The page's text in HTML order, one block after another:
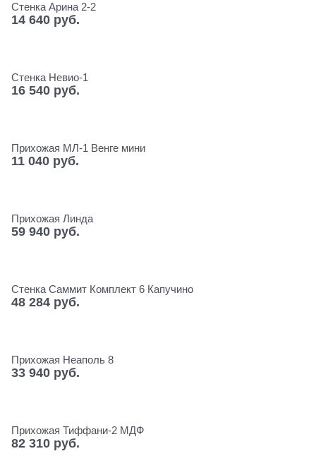
Стенка Арина 2-2
14 640 руб.
Стенка Невио-1
16 540 руб.
Прихожая МЛ-1 Венге мини
11 040 руб.
Прихожая Линда
59 940 руб.
Стенка Саммит Комплект 6 Капучино
48 284 руб.
Прихожая Неаполь 8
33 940 руб.
Прихожая Тиффани-2 МДФ
82 310 руб.